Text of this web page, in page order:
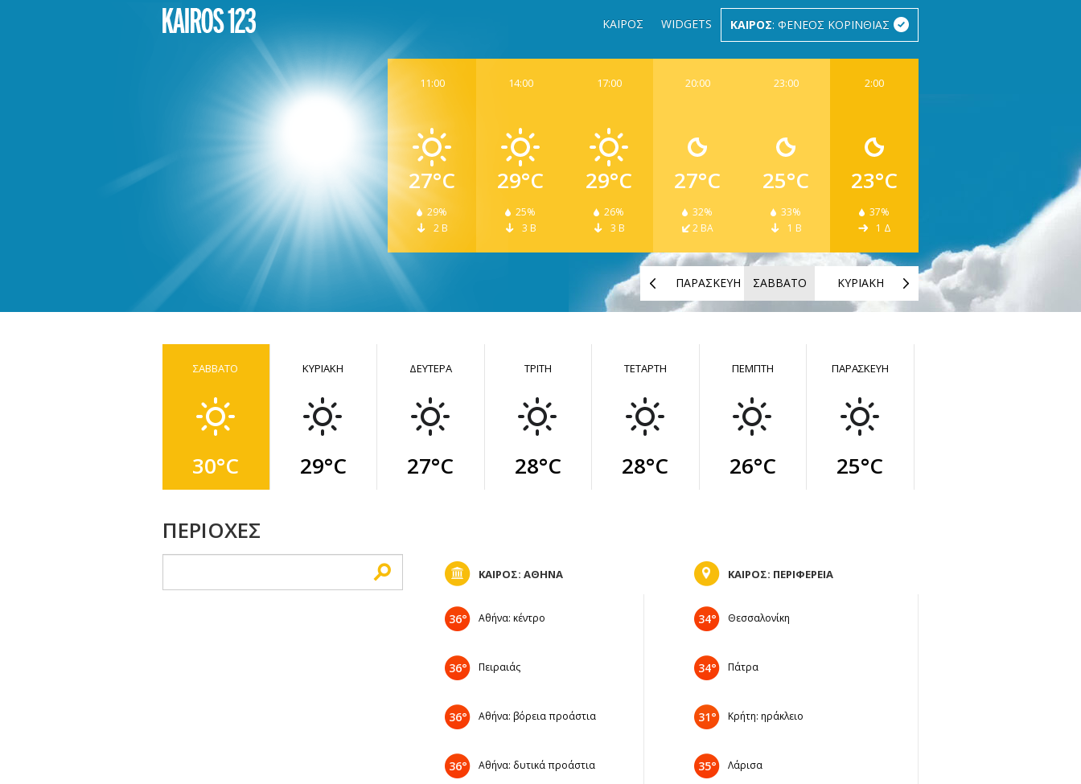
ΚΑΙΡΟΣ WIDGETS ΚΑΙΡΟΣ: ΦΕΝΕΟΣ ΚΟΡΙΝΘΙΑΣ
2:00
23°C
37%
1 Δ
23:00
25°C
33%
1 Β
20:00
27°C
32%
2 ΒΑ
17:00
29°C
26%
3 Β
14:00
29°C
25%
3 Β
11:00
27°C
29%
2 Β
ΚΥΡΙΑΚΗ
ΣΑΒΒΑΤΟ
ΠΑΡΑΣΚΕΥΗ
ΣΑΒΒΑΤΟ
30°C
ΚΥΡΙΑΚΗ
29°C
ΔΕΥΤΕΡΑ
27°C
ΤΡΙΤΗ
28°C
ΤΕΤΑΡΤΗ
28°C
ΠΕΜΠΤΗ
26°C
ΠΑΡΑΣΚΕΥΗ
25°C
ΠΕΡΙΟΧΕΣ
ΚΑΙΡΟΣ: ΑΘΗΝΑ
36° Αθήνα: κέντρο
36° Πειραιάς
36° Αθήνα: βόρεια προάστια
36° Αθήνα: δυτικά προάστια
ΚΑΙΡΟΣ: ΠΕΡΙΦΕΡΕΙΑ
34° Θεσσαλονίκη
34° Πάτρα
31° Κρήτη: ηράκλειο
35° Λάρισα